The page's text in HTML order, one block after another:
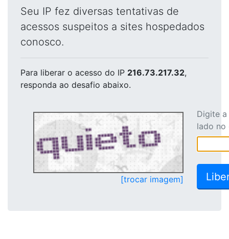
Seu IP fez diversas tentativas de
acessos suspeitos a sites hospedados
conosco.
Para liberar o acesso do IP 216.73.217.32,
responda ao desafio abaixo.
[trocar imagem]
Digite
lado no